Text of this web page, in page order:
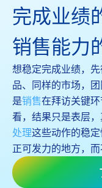
完成业绩
销售能力
想稳定完成业绩，
品、同样的市场，
是销售在拜访关键
看，结果只是表层，
处理这些动作的稳
正可发力的地方，